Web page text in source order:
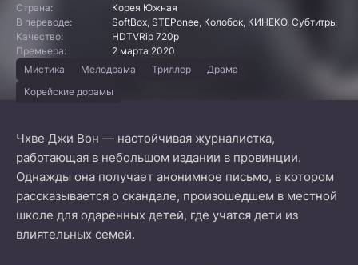
Страна:
Корея Южная
В переводе:
SoftBox, STEPonee, Колобок, КИНЕКО, Субтитры
Качество:
HDTVRip 720p
Премьера:
2 марта 2020
Мистика
Мелодрама Триллер
Драма
Корейские дорамы
Чхве Джи Вон — настойчивая журналистка,
работающая в небольшом издании в провинции.
Однажды она получает анонимное письмо, в котором
рассказывается о скандале, произошедшем в местной
школе для одарённых детей, где учатся дети из
влиятельных семей.